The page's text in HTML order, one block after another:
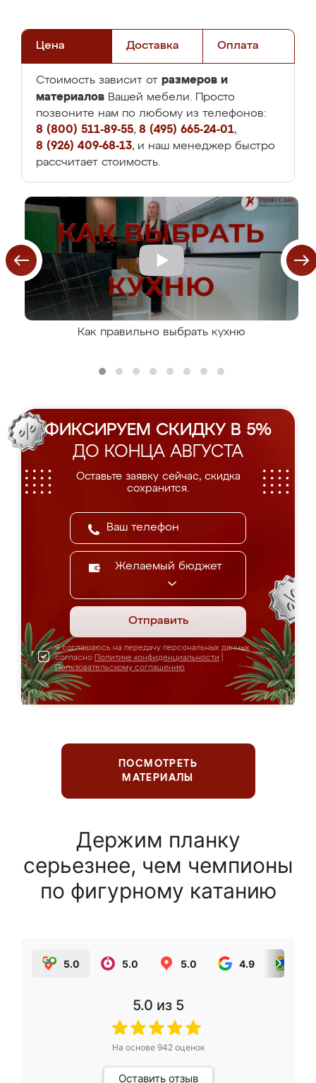
Цена Доставка Оплата
Стоимость зависит от размеров и
материалов Вашей мебели. Просто
позвоните нам по любому из телефонов:
8 (800) 511-89-55, 8 (495) 665-24-01,
8 (926) 409-68-13, и наш менеджер быстро
рассчитает стоимость.
Как правильно выбрать кухню
ФИКСИРУЕМ СКИДКУ В 5%
ДО КОНЦА АВГУСТА
Оставьте заявку сейчас, скидка
сохранится.
Желаемый бюджет
Отправить
Я соглашаюсь на передачу персональных данных
согласно Политике конфиденциальности
Пользовательскому соглашению
ПОСМОТРЕТЬ
МАТЕРИАЛЫ
Держим планку
серьезнее, чем чемпионы
по фигурному катанию
5.0 5.0 5.0 4.9
5.0 из 5
На основе 942оценок
Оставить отзыв